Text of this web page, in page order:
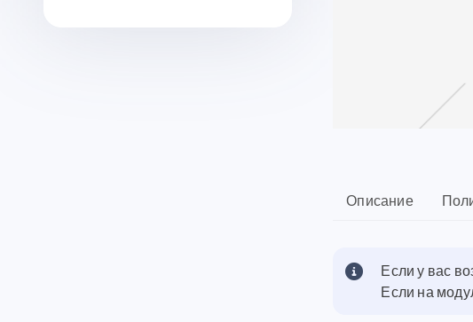
Описание
Если у вас
Если на